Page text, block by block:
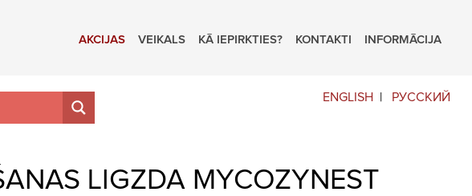
AKCIJAS VEIKALS KĀ IEPIRKTIES? KONTAKTI INFORMĀCIJA
ENGLISH РУССКИЙ
LIGZDA MYCOZYNEST